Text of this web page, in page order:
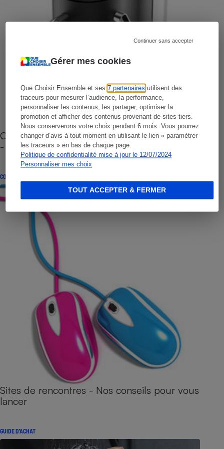
Gérer mes cookies
Que Choisir Ensemble et ses7 partenaires utilisent des
traceurs pour mesurer l’audience, la performance,
personnaliser les contenus, les partager, optimiser la
promotion et afficher des contenus provenant de sites tiers.
Nous conserverons votre choix pendant 6 mois. Vous pourrez
changer d’avis à tout moment en utilisant le lien « paramétrer
les traceurs » en bas de chaque page.
Politique de confidentialité mise à jour le 12/07/2024
Personnaliser mes choix
Continuer sans accepter
TOUT ACCEPTER & FERMER
Cafetière à capsules zéro déchet CoffeeB (vidéo)
- Premières impressions
CONSEILS
Sites de rencontres - Nos conseils pour vous
lancer
GUIDE D'ACHAT